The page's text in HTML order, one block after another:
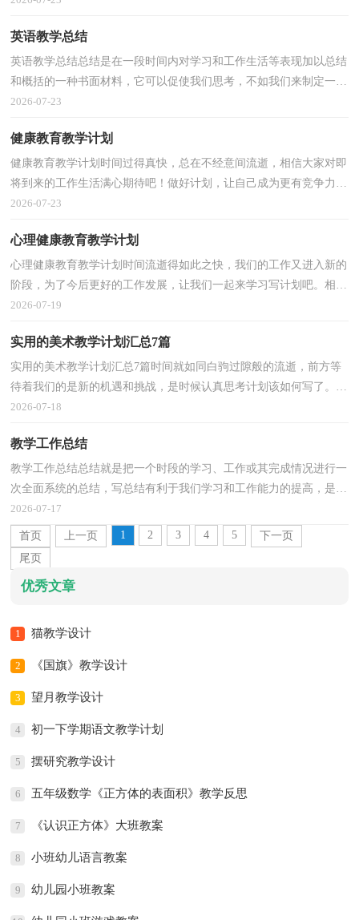
英语教学总结
英语教学总结总结是在一段时间内对学习和工作生活等表现加以总结
和概括的一种书面材料，它可以促使我们思考，不如我们来制定一份
总结吧。那么总结应该包括什么内容呢？下面是小编...
2026-07-23
健康教育教学计划
健康教育教学计划时间过得真快，总在不经意间流逝，相信大家对即
将到来的工作生活满心期待吧！做好计划，让自己成为更有竞争力的
人吧。你所接触过的计划都是什么样子的呢？以下是小编...
2026-07-23
心理健康教育教学计划
心理健康教育教学计划时间流逝得如此之快，我们的工作又进入新的
阶段，为了今后更好的工作发展，让我们一起来学习写计划吧。相信
大家又在为写计划犯愁了？以下是小编收集整理的心理...
2026-07-19
实用的美术教学计划汇总7篇
实用的美术教学计划汇总7篇时间就如同白驹过隙般的流逝，前方等
待着我们的是新的机遇和挑战，是时候认真思考计划该如何写了。什
么样的计划才是好的计划呢？下面是小编精心整理的...
2026-07-18
教学工作总结
教学工作总结总结就是把一个时段的学习、工作或其完成情况进行一
次全面系统的总结，写总结有利于我们学习和工作能力的提高，是时
候写一份总结了。我们该怎么写总结呢？下面是小编...
2026-07-17
首页 上一页 1 2 3 4 5
下一页
尾页
优秀文章
1 猫教学设计
2 《国旗》教学设计
3 望月教学设计
4 初一下学期语文教学计划
5 摆研究教学设计
6 五年级数学《正方体的表面积》教学反思
7 《认识正方体》大班教案
8 小班幼儿语言教案
9 幼儿园小班教案